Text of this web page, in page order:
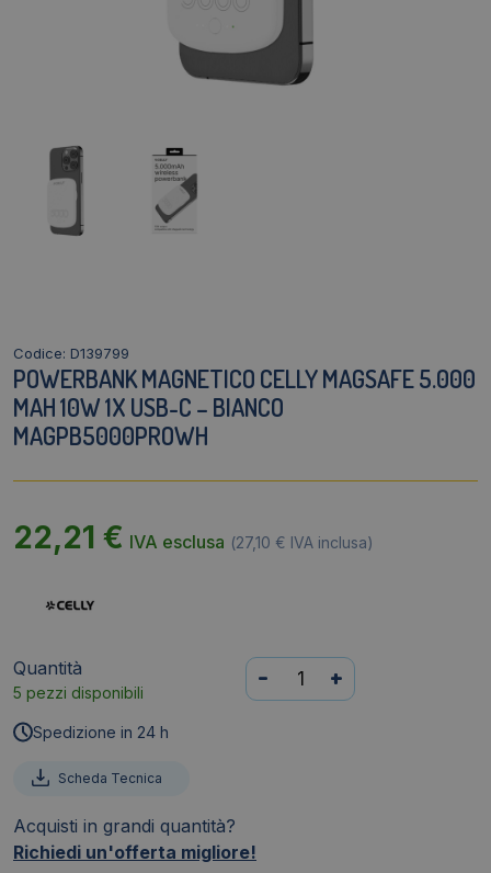
Codice: D139799
POWERBANK MAGNETICO CELLY MAGSAFE 5.000
MAH 10W 1X USB-C – BIANCO
MAGPB5000PROWH
22,21 € IVA esclusa (27,10 € IVA inclusa)
Quantità
5 pezzi disponibili
Powerbank
magnetico
1x
- +
Spedizione in 24 h
Scheda Tecnica
Acquisti in grandi quantità?
Richiedi un'offerta migliore!